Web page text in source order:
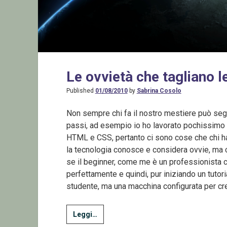
Le ovvietà che tagliano
Published 01/08/2010by Sabrina Cosolo
Non sempre chi fa il nostro mestiere può
passi, ad esempio io ho lavorato
HTML e CSS, pertanto ci sono cose che chi
la tecnologia conosce e considera ovvie,
se il beginner, come me è un professionista
perfettamente e quindi, pur iniziando un
studente, ma una macchina configurata per
Leggi…Le